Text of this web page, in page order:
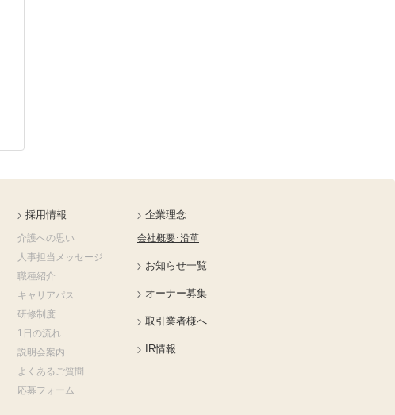
採用情報
介護への思い
人事担当メッセージ
職種紹介
キャリアパス
研修制度
1日の流れ
説明会案内
よくあるご質問
応募フォーム
企業理念
会社概要･沿革
お知らせ一覧
オーナー募集
取引業者様へ
IR情報